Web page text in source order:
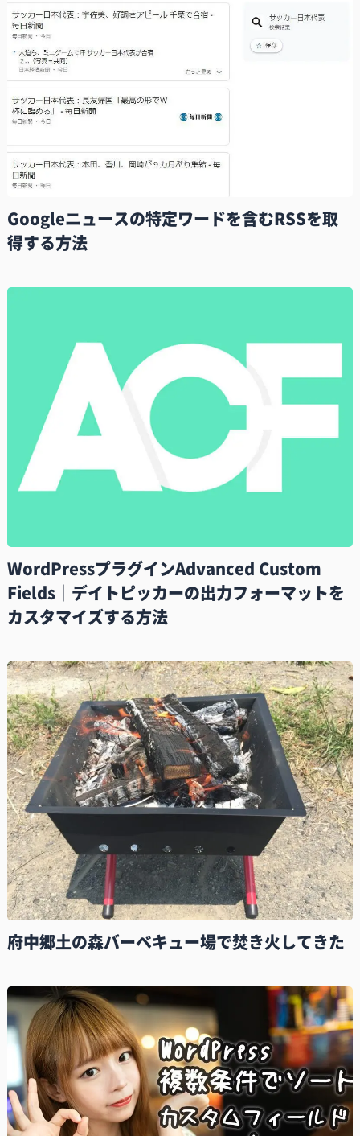
Googleニュースの特定ワードを含むRSSを取
得する方法
WordPressプラグインAdvanced Custom
Fields｜デイトピッカーの出力フォーマットを
カスタマイズする方法
府中郷土の森バーベキュー場で焚き火してきた